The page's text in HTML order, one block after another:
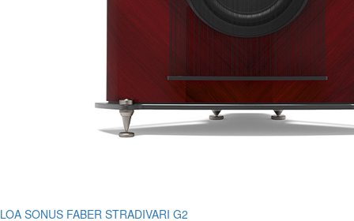
LOA SONUS FABER STRADIVARI G2